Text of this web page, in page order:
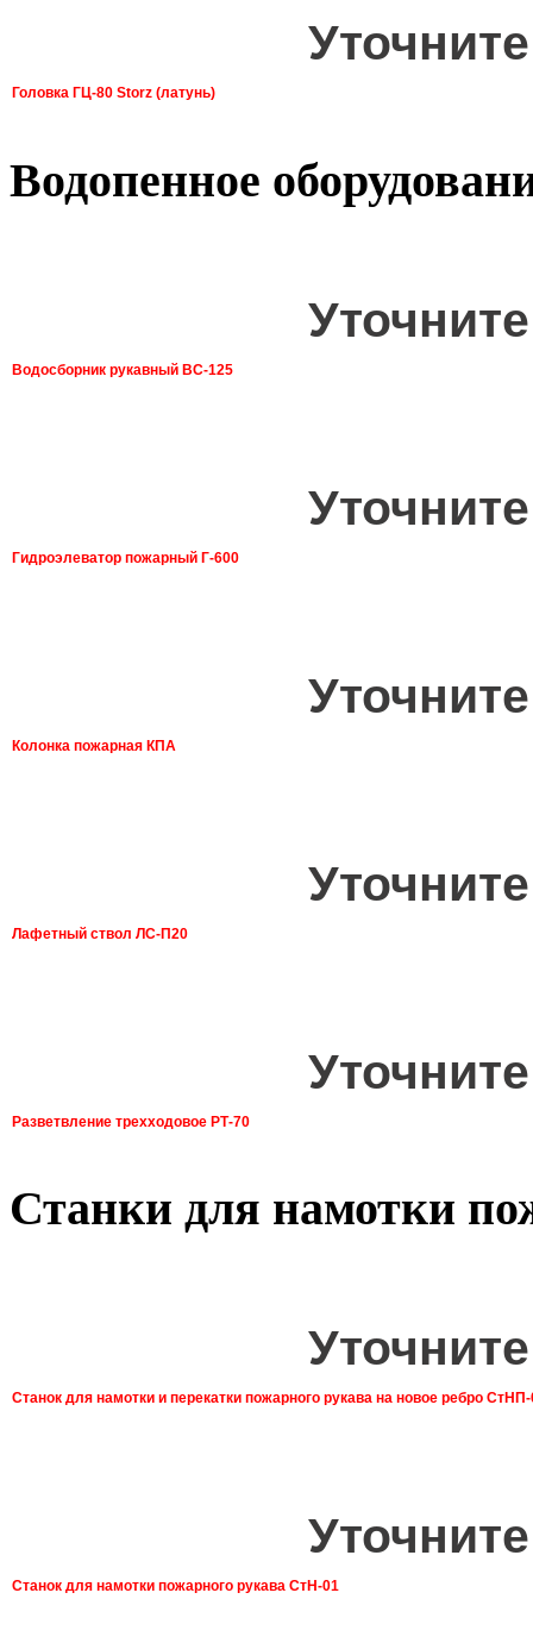
Головка ГЦ-80 Storz (латунь)
Водопенное
Водосборник рукавный ВС-125
Гидроэлеватор пожарный Г-600
Колонка пожарная КПА
Лафетный ствол ЛС-П20
Разветвление трехходовое РТ-70
Станки для намотки
Станок для намотки и перекатки пожарного рукава на новое ребро
Станок для намотки пожарного рукава СтН-01